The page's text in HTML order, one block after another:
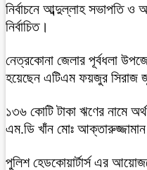
নির্বাচনে আব্দুল্লাহ সভাপতি
নির্বাচিত।
নেত্রকোনা জেলার পূর্বধলা
হয়েছেন এটিএম ফয়জুর সিরাজ
১৩৬ কোটি টাকা ঋণের নামে
এম.ডি খাঁন মোঃ
পুলিশ হেডকোয়ার্টার্স এর